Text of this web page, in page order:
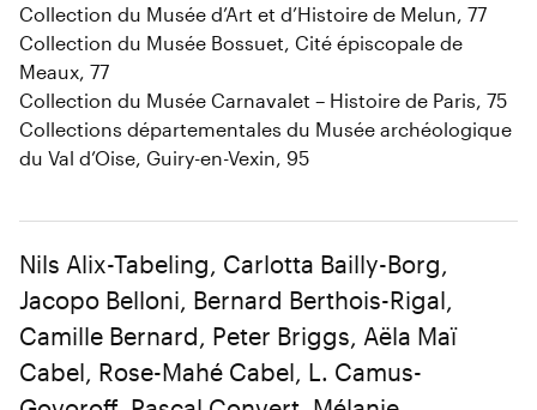
Collection du Musée d’Art et d’Histoire de Melun, 77
Collection du Musée Bossuet, Cité épiscopale de
Meaux, 77
Collection du Musée Carnavalet – Histoire de Paris, 75
Collections départementales du Musée archéologique
du Val d’Oise, Guiry-en-Vexin, 95
Nils Alix-Tabeling, Carlotta Bailly-Borg,
Jacopo Belloni, Bernard Berthois-Rigal,
Camille Bernard, Peter Briggs, Aëla Maï
Cabel, Rose-Mahé Cabel, L. Camus-